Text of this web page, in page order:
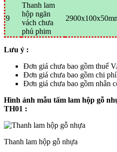
9
Thanh lam
hộp ngăn
vách chưa
phủ phim
Lưu ý :
Đơn giá chưa bao gồm thuế
Đơn giá chưa bao gồm chi
Đơn giá chưa bao gồm nhân
Hình ảnh mẫu tấm lam hộp gỗ
TH01 :
Thanh lam hộp gỗ nhựa